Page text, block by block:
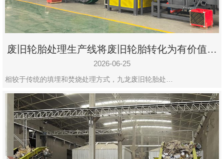
废旧轮胎处理生产线将废旧轮胎转化为有价值的
资源
2026-06-25
相较于传统的填埋和焚烧处理方式，九龙废旧轮胎处…